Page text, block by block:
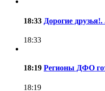
18:33 Дорогие
18:33
18:19 Регионы ДФО
18:19